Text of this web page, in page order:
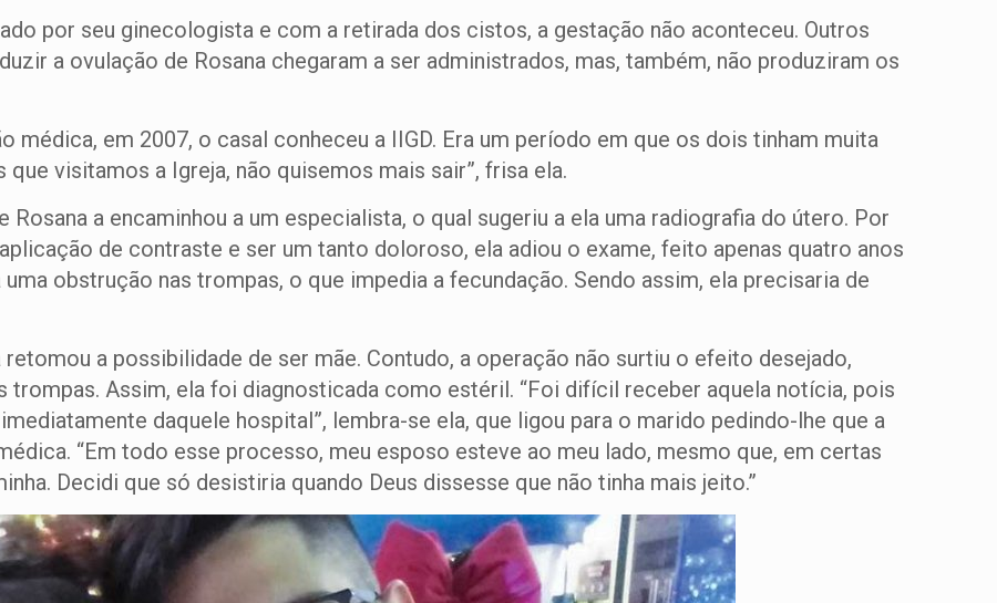
por seu ginecologista e com a retirada dos cistos, a gestação não aconteceu. Outros
a ovulação de Rosana chegaram a ser administrados, mas, também, não produziram os
médica, em 2007, o casal conheceu a IIGD. Era um período em que os dois tinham muita
visitamos a Igreja, não quisemos mais sair”, frisa ela.
Rosana a encaminhou a um especialista, o qual sugeriu a ela uma radiografia do útero. Por
de contraste e ser um tanto doloroso, ela adiou o exame, feito apenas quatro anos
obstrução nas trompas, o que impedia a fecundação. Sendo assim, ela precisaria de
a possibilidade de ser mãe. Contudo, a operação não surtiu o efeito desejado,
Assim, ela foi diagnosticada como estéril. “Foi difícil receber aquela notícia, pois
daquele hospital”, lembra-se ela, que ligou para o marido pedindo-lhe que a
“Em todo esse processo, meu esposo esteve ao meu lado, mesmo que, em certas
Decidi que só desistiria quando Deus dissesse que não tinha mais jeito.”